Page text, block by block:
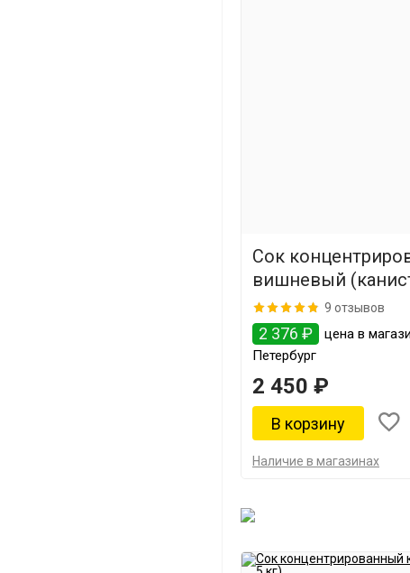
Сок
вишневый
9 отзывов
2 376 ₽
цена в
Петербург
2 450 ₽
Наличие в магазинах